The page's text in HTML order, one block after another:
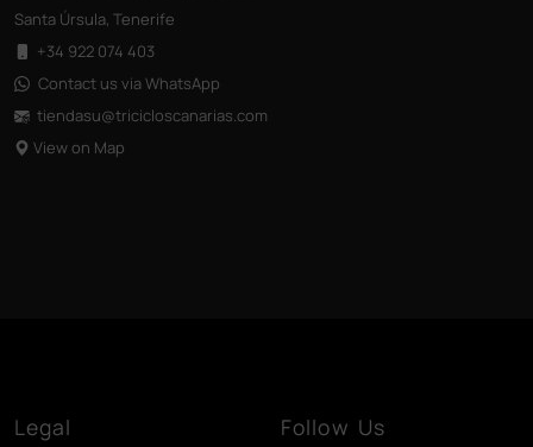
Santa Úrsula, Tenerife
+34 922 074 403
Contact us via WhatsApp
tiendasu@tricicloscanarias.com
View on Map
Legal Follow Us